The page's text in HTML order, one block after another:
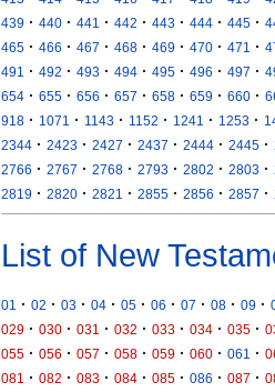
439 · 440 · 441 · 442 · 443 · 444 · 445 ·
465 · 466 · 467 · 468 · 469 · 470 · 471 ·
491
· 492 · 493 · 494 · 495 · 496 · 497 ·
654 · 655 · 656 · 657 · 658 · 659 · 660 ·
918 · 1071 · 1143 · 1152 · 1241 · 1253 ·
2344 · 2423 · 2427 · 2437 · 2444 · 2445 ·
2766 · 2767 · 2768 · 2793 · 2802 · 2803 ·
2819 · 2820 · 2821 · 2855 · 2856 · 2857 ·
List of New
01 · 02 · 03 · 04 · 05 · 06 · 07 · 08 · 09 ·
029 · 030 · 031 · 032 · 033 · 034 · 035 ·
055 · 056 · 057 · 058 · 059 · 060 · 061 ·
081
· 082 · 083 · 084 · 085 · 086 · 087 ·